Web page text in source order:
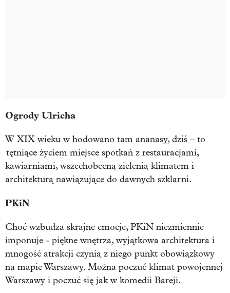
Ogrody Ulricha
W XIX wieku w hodowano tam ananasy, dziś – to
tętniące życiem miejsce spotkań z restauracjami,
kawiarniami, wszechobecną zielenią klimatem i
architekturą nawiązujące do dawnych szklarni.
PKiN
Choć wzbudza skrajne emocje, PKiN niezmiennie
imponuje - piękne wnętrza, wyjątkowa architektura i
mnogość atrakcji czynią z niego punkt obowiązkowy
na mapie Warszawy. Można poczuć klimat powojennej
Warszawy i poczuć się jak w komedii Bareji.